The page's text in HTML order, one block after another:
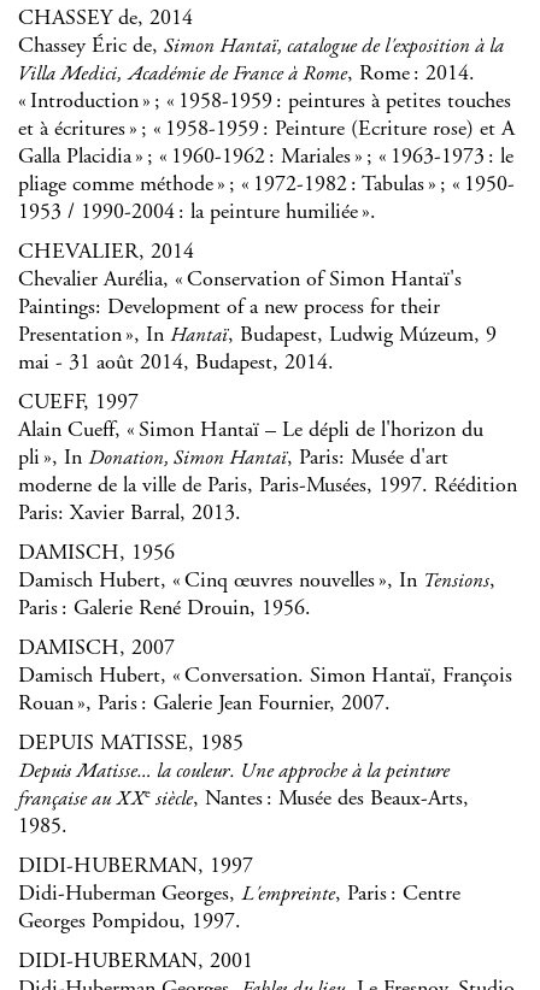
CHASSEY de, 2014
Chassey Éric de, Simon Hantaï, catalogue de l'exposition à la
Villa Medici, Académie de France à Rome, Rome : 2014.
« Introduction » ; « 1958-1959 : peintures à petites touches
et à écritures » ; « 1958-1959 : Peinture (Ecriture rose) et A
Galla Placidia » ; « 1960-1962 : Mariales » ; « 1963-1973 : le
pliage comme méthode » ; « 1972-1982 : Tabulas » ; « 1950-
1953 / 1990-2004 : la peinture humiliée ».
CHEVALIER, 2014
Chevalier Aurélia, « Conservation of Simon Hantaï's
Paintings: Development of a new process for their
Presentation », In Hantaï, Budapest, Ludwig Múzeum, 9
mai - 31 août 2014, Budapest, 2014.
CUEFF, 1997
Alain Cueff, « Simon Hantaï – Le dépli de l'horizon du
pli », In Donation, Simon Hantaï, Paris: Musée d'art
moderne de la ville de Paris, Paris-Musées, 1997. Réédition
Paris: Xavier Barral, 2013.
DAMISCH, 1956
Damisch Hubert, « Cinq œuvres nouvelles », In Tensions,
Paris : Galerie René Drouin, 1956.
DAMISCH, 2007
Damisch Hubert, « Conversation. Simon Hantaï, François
Rouan », Paris : Galerie Jean Fournier, 2007.
DEPUIS MATISSE, 1985
Depuis Matisse… la couleur. Une approche à la peinture
française au XXe siècle, Nantes : Musée des Beaux-Arts,
1985.
DIDI-HUBERMAN, 1997
Didi-Huberman Georges, L'empreinte, Paris : Centre
Georges Pompidou, 1997.
DIDI-HUBERMAN, 2001